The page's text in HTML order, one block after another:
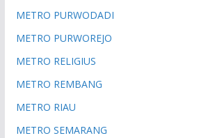
METRO PURWODADI
METRO PURWOREJO
METRO RELIGIUS
METRO REMBANG
METRO RIAU
METRO SEMARANG